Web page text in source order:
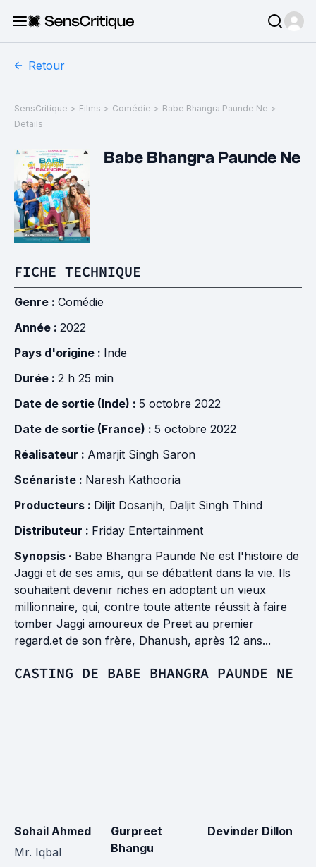
Retour
SensCritique > Films > Comédie > Babe Bhangra Paunde Ne >
Details
Babe Bhangra Paunde Ne
FICHE TECHNIQUE
Genre : Comédie
Année : 2022
Pays d'origine : Inde
Durée : 2 h 25 min
Date de sortie (Inde) : 5 octobre 2022
Date de sortie (France) : 5 octobre 2022
Réalisateur : Amarjit Singh Saron
Scénariste : Naresh Kathooria
Producteurs : Diljit Dosanjh, Daljit Singh Thind
Distributeur : Friday Entertainment
Synopsis · Babe Bhangra Paunde Ne est l'histoire de
Jaggi et de ses amis, qui se débattent dans la vie. Ils
souhaitent devenir riches en adoptant un vieux
millionnaire, qui, contre toute attente réussit à faire
tomber Jaggi amoureux de Preet au premier
regard.et de son frère, Dhanush, après 12 ans...
CASTING DE BABE BHANGRA PAUNDE NE
Sohail Ahmed
Mr. Iqbal
Gurpreet
Bhangu
Devinder Dillon